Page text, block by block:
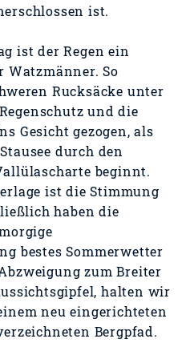
ist.
ist der Regen ein
Watzmänner. So
Rucksäcke unter
und die
Gesicht gezogen, als
durch den
beginnt.
ist die Stimmung
haben die
bestes Sommerwetter
zum Breiter
halten wir
neu eingerichteten
Bergpfad.